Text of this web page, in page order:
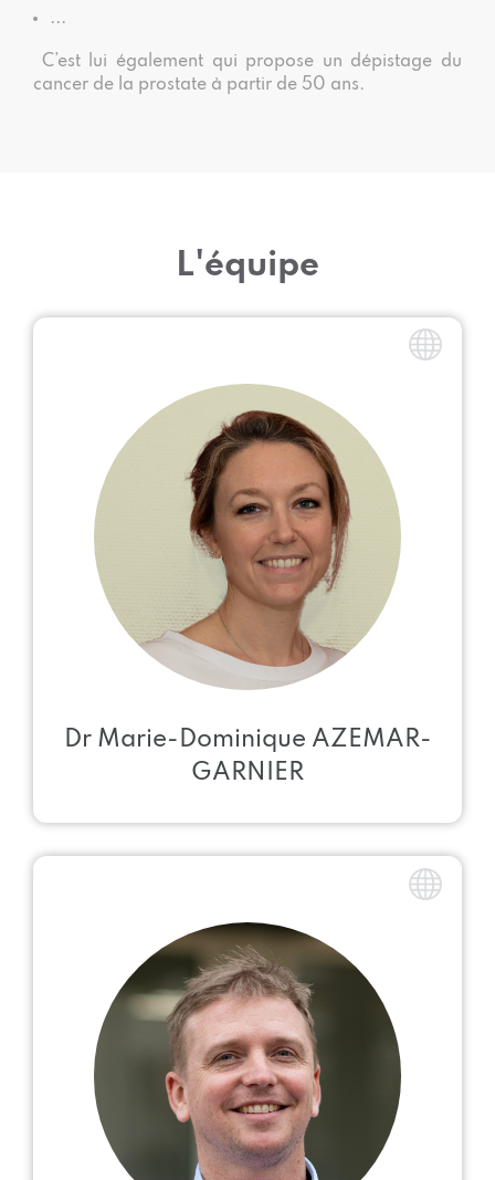
...
C’est lui également qui propose un dépistage du
cancer de la prostate à partir de 50 ans.
L'équipe
Dr Marie-Dominique AZEMAR-
GARNIER